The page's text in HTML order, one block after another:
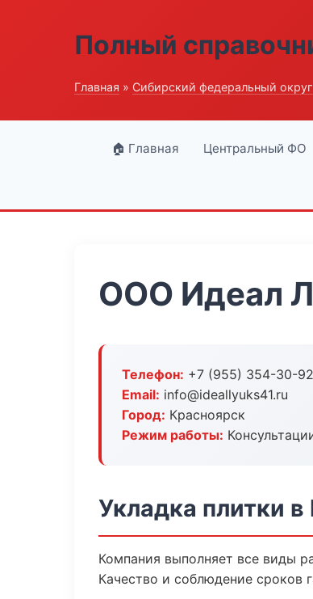
Полный
Главная » Сибирский федеральный округ
🏠 Главная Центральный ФО
ООО Идеал
Телефон: +7 (955) 354-30-92
Email: info@ideallyuks41.ru
Город: Красноярск
Режим работы:
Укладка плитки
Компания выполняет все виды
Качество и соблюдение сроков